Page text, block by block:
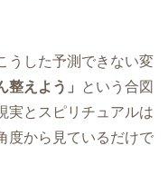
うした予測できない変
整えよう」
という合図
実とスピリチュアルは
度から見ているだけで